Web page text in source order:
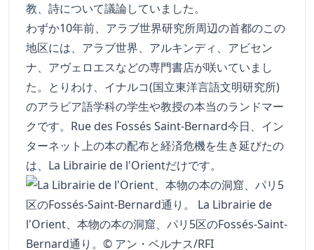
教、詩について議論していました。
わずか10年前、アラブ世界研究所周辺の首都のこの
地区には、アラブ世界、アルキンディ、アビセン
ナ、アヴェロエスなどの専門書店が咲いていまし
た。とりわけ、イナルコ(国立東洋言語文明研究所)
のアラビア語学科の学生や教授の本当のランドマー
クです。Rue des Fossés Saint-Bernard今日、イン
ターネット上の本の配布と経済危機を生き延びたの
は、La Librairie de l'Orientだけです。